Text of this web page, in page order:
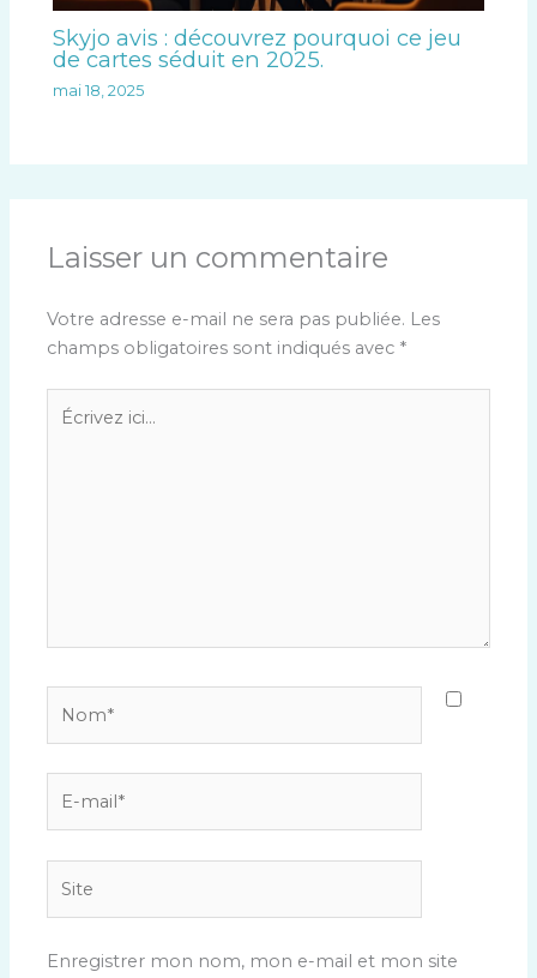
Skyjo avis : découvrez pourquoi ce jeu
de cartes séduit en 2025.
mai 18, 2025
Laisser un commentaire
Votre adresse e-mail ne sera pas publiée. Les
champs obligatoires sont indiqués avec *
Écrivez
ici…
Enregistrer mon nom, mon e-mail et mon site